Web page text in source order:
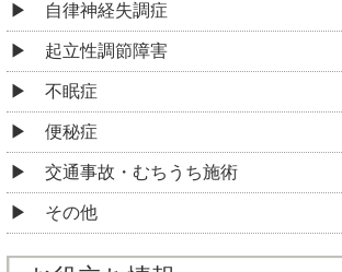
自律神経失調症
起立性調節障害
不眠症
便秘症
交通事故・むちうち施術
その他